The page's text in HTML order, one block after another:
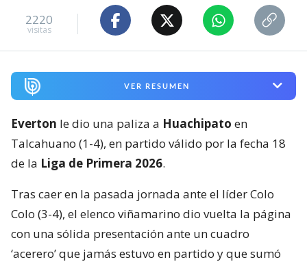
2220
visitas
VER RESUMEN
Everton le dio una paliza a Huachipato en
Talcahuano (1-4), en partido válido por la fecha 18
de la Liga de Primera 2026.
Tras caer en la pasada jornada ante el líder Colo
Colo (3-4), el elenco viñamarino dio vuelta la página
con una sólida presentación ante un cuadro
‘acerero’ que jamás estuvo en partido y que sumó